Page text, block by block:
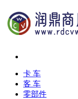
卡 车
客 车
零部件